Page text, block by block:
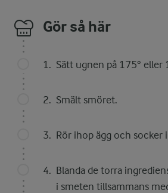
Gör så här
Sätt ugnen på 175° eller
Smält smöret.
Rör ihop ägg och socker
Blanda de torra
i smeten tillsammans